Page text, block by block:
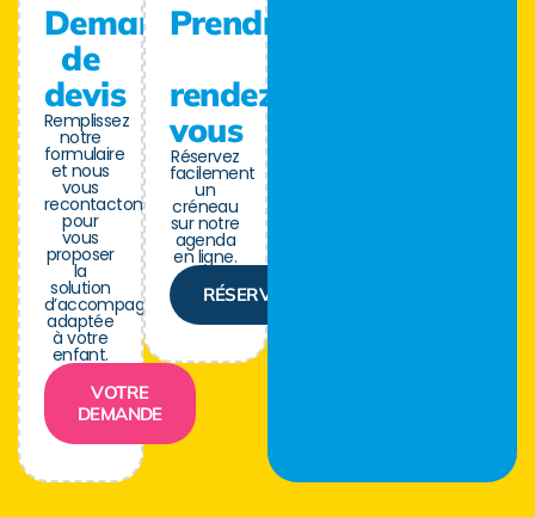
Demande
de
devis
Remplissez
notre
formulaire
et nous
vous
recontactons
pour
vous
proposer
la
solution
d’accompagnement
adaptée
à votre
enfant.
VOTRE
DEMANDE
Prendre
rendez-
vous
Réservez
facilement
un
créneau
sur notre
agenda
en ligne.
RÉSERVER